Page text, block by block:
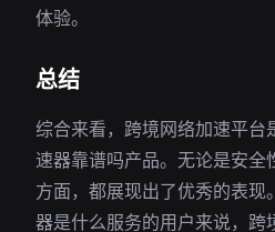
体验。
总结
综合来看，跨境网络加速平台
速器靠谱吗产品。无论是安全
方面，都展现出了优秀的表现
器是什么服务的用户来说，跨